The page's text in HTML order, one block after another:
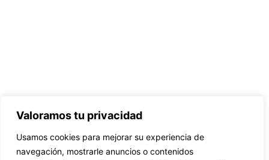
Valoramos tu privacidad
Usamos cookies para mejorar su experiencia de
navegación, mostrarle anuncios o contenidos